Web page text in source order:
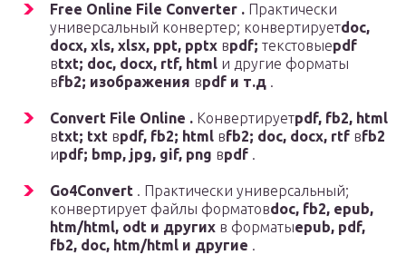
Free Online File Converter . Практически
универсальный конвертер; конвертируетdoc,
docx, xls, xlsx, ppt, pptx вpdf; текстовыеpdf
вtxt; doc, docx, rtf, html и другие форматы
вfb2; изображения вpdf и т.д .
Convert File Online . Конвертируетpdf, fb2, html
вtxt; txt вpdf, fb2; html вfb2; doc, docx, rtf вfb2
иpdf; bmp, jpg, gif, png вpdf .
Go4Convert . Практически универсальный;
конвертирует файлы форматовdoc, fb2, epub,
htm/html, odt и других в форматыepub, pdf,
fb2, doc, htm/html и другие .